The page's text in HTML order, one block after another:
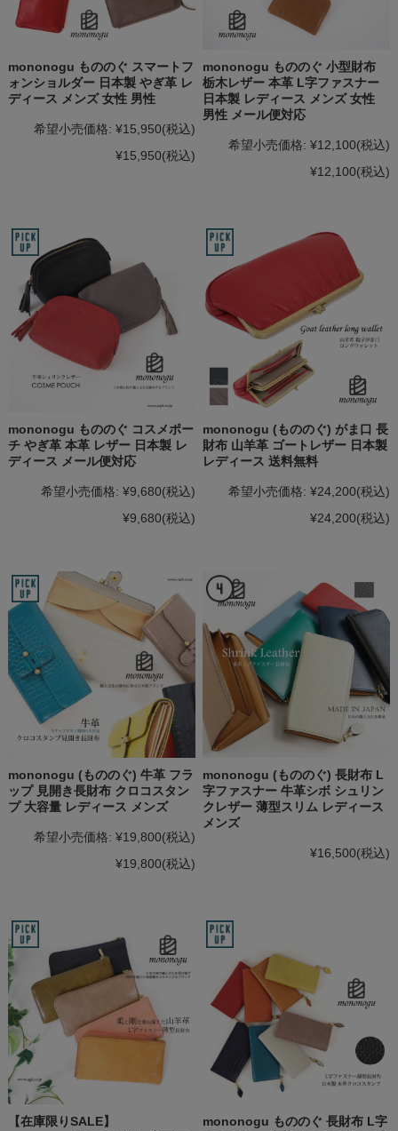
mononogu もののぐ スマートフ
ォンショルダー 日本製 やぎ革 レ
ディース メンズ 女性 男性
希望小売価格: ¥15,950(税込)
¥15,950(税込)
mononogu もののぐ 小型財布
栃木レザー 本革 L字ファスナー
日本製 レディース メンズ 女性
男性 メール便対応
希望小売価格: ¥12,100(税込)
¥12,100(税込)
mononogu もののぐ コスメポー
チ やぎ革 本革 レザー 日本製 レ
ディース メール便対応
希望小売価格: ¥9,680(税込)
¥9,680(税込)
mononogu (もののぐ) がま口 長
財布 山羊革 ゴートレザー 日本製
レディース 送料無料
希望小売価格: ¥24,200(税込)
¥24,200(税込)
mononogu (もののぐ) 牛革 フラ
ップ 見開き長財布 クロコスタン
プ 大容量 レディース メンズ
希望小売価格: ¥19,800(税込)
¥19,800(税込)
mononogu (もののぐ) 長財布 L
字ファスナー 牛革シボ シュリン
クレザー 薄型スリム レディース
メンズ
¥16,500(税込)
【在庫限りSALE】
mononogu もののぐ 長財布 L字